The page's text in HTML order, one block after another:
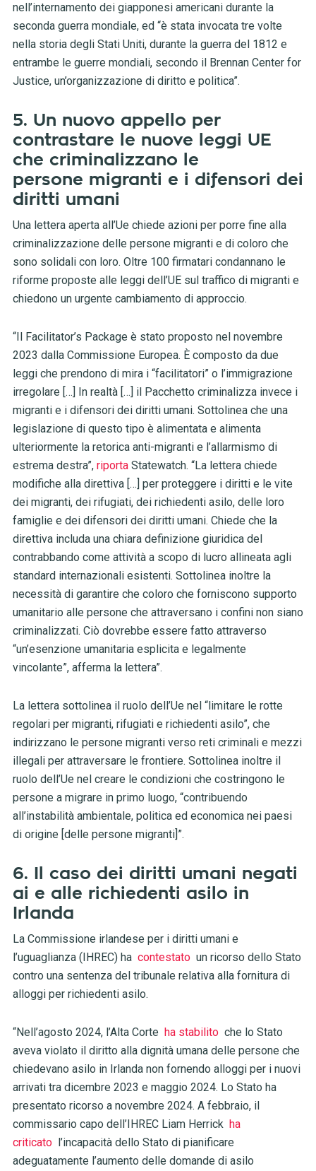
nell’internamento dei giapponesi americani durante la
seconda guerra mondiale, ed “è stata invocata tre volte
nella storia degli Stati Uniti, durante la guerra del 1812 e
entrambe le guerre mondiali, secondo il Brennan Center for
Justice, un’organizzazione di diritto e politica”.
5. Un nuovo appello per
contrastare le nuove leggi UE
che criminalizzano le
persone migranti e i difensori dei
diritti umani
Una lettera aperta all’Ue chiede azioni per porre fine alla
criminalizzazione delle persone migranti e di coloro che
sono solidali con loro. Oltre 100 firmatari condannano le
riforme proposte alle leggi dell’UE sul traffico di migranti e
chiedono un urgente cambiamento di approccio.
“Il Facilitator’s Package è stato proposto nel novembre
2023 dalla Commissione Europea. È composto da due
leggi che prendono di mira i “facilitatori” o l’immigrazione
irregolare […] In realtà […] il Pacchetto criminalizza invece i
migranti e i difensori dei diritti umani. Sottolinea che una
legislazione di questo tipo è alimentata e alimenta
ulteriormente la retorica anti-migranti e l’allarmismo di
estrema destra”, riportaStatewatch. “La lettera chiede
modifiche alla direttiva […] per proteggere i diritti e le vite
dei migranti, dei rifugiati, dei richiedenti asilo, delle loro
famiglie e dei difensori dei diritti umani. Chiede che la
direttiva includa una chiara definizione giuridica del
contrabbando come attività a scopo di lucro allineata agli
standard internazionali esistenti. Sottolinea inoltre la
necessità di garantire che coloro che forniscono supporto
umanitario alle persone che attraversano i confini non siano
criminalizzati. Ciò dovrebbe essere fatto attraverso
“un’esenzione umanitaria esplicita e legalmente
vincolante”, afferma la lettera”.
La lettera sottolinea il ruolo dell’Ue nel “limitare le rotte
regolari per migranti, rifugiati e richiedenti asilo”, che
indirizzano le persone migranti verso reti criminali e mezzi
illegali per attraversare le frontiere. Sottolinea inoltre il
ruolo dell’Ue nel creare le condizioni che costringono le
persone a migrare in primo luogo, “contribuendo
all’instabilità ambientale, politica ed economica nei paesi
di origine [delle persone migranti]”.
6. Il caso dei diritti umani negati
ai e alle richiedenti asilo in
Irlanda
La Commissione irlandese per i diritti umani e
l’uguaglianza (IHREC) ha contestatoun ricorso dello Stato
contro una sentenza del tribunale relativa alla fornitura di
alloggi per richiedenti asilo.
“Nell’agosto 2024, l’Alta Corte ha stabilitoche lo Stato
aveva violato il diritto alla dignità umana delle persone che
chiedevano asilo in Irlanda non fornendo alloggi per i nuovi
arrivati ​​tra dicembre 2023 e maggio 2024. Lo Stato ha
presentato ricorso a novembre 2024. A febbraio, il
commissario capo dell’IHREC Liam Herrick ha
criticatol’incapacità dello Stato di pianificare
adeguatamente l’aumento delle domande di asilo